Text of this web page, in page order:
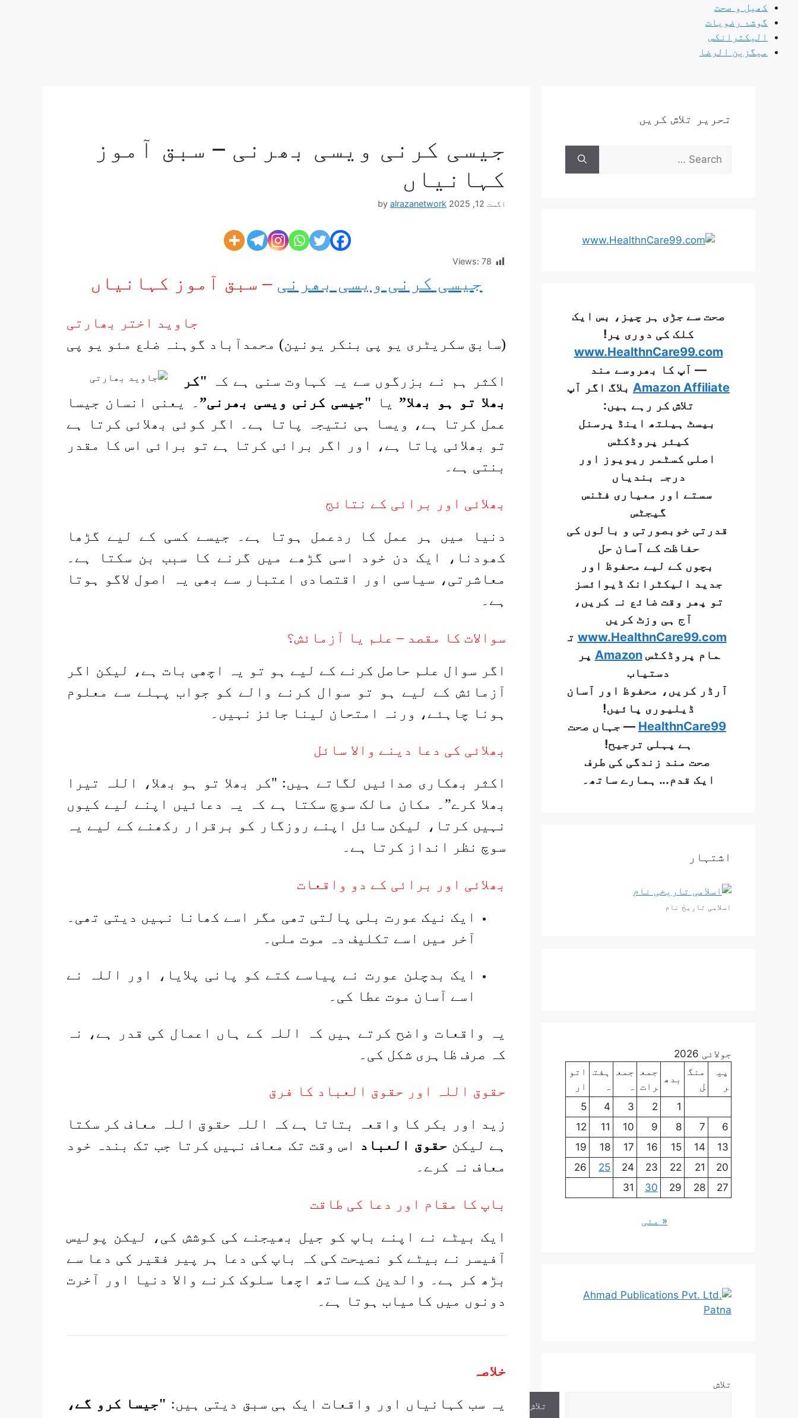
کھیل و صحت
گوشۂ رضویات
الیکٹرانکس
میگزین الرضا
جیسی کرنی ویسی بھرنی – سبق آموز
کہانیاں
اگست 12, 2025 by alrazanetwork
Views: 78
جیسی کرنی ویسی بھرنی – سبق آموز کہانیاں
جاوید اختر بھارتی
(سابق سکریٹری یو پی بنکر یونین) محمدآباد گوہنہ ضلع مئو یو پی
اکثر ہم نے بزرگوں سے یہ کہاوت سنی ہے کہ "کر
بھلا تو ہو بھلا” یا "جیسی کرنی ویسی بھرنی”۔ یعنی انسان جیسا
عمل کرتا ہے، ویسا ہی نتیجہ پاتا ہے۔ اگر کوئی بھلائی کرتا ہے
تو بھلائی پاتا ہے، اور اگر برائی کرتا ہے تو برائی اس کا مقدر
بنتی ہے۔
بھلائی اور برائی کے نتائج
دنیا میں ہر عمل کا ردعمل ہوتا ہے۔ جیسے کسی کے لیے گڑھا
کھودنا، ایک دن خود اسی گڑھے میں گرنے کا سبب بن سکتا ہے۔
معاشرتی، سیاسی اور اقتصادی اعتبار سے بھی یہ اصول لاگو ہوتا
ہے۔
سوالات کا مقصد – علم یا آزمائش؟
اگر سوال علم حاصل کرنے کے لیے ہو تو یہ اچھی بات ہے، لیکن اگر
آزمائش کے لیے ہو تو سوال کرنے والے کو جواب پہلے سے معلوم
ہونا چاہئے، ورنہ امتحان لینا جائز نہیں۔
بھلائی کی دعا دینے والا سائل
اکثر بھکاری صدائیں لگاتے ہیں: "کر بھلا تو ہو بھلا، اللہ تیرا
بھلا کرے”۔ مکان مالک سوچ سکتا ہے کہ یہ دعائیں اپنے لیے کیوں
نہیں کرتا، لیکن سائل اپنے روزگار کو برقرار رکھنے کے لیے یہ
سوچ نظر انداز کرتا ہے۔
بھلائی اور برائی کے دو واقعات
ایک نیک عورت بلی پالتی تھی مگر اسے کھانا نہیں دیتی تھی۔
آخر میں اسے تکلیف دہ موت ملی۔
ایک بدچلن عورت نے پیاسے کتے کو پانی پلایا، اور اللہ نے
اسے آسان موت عطا کی۔
یہ واقعات واضح کرتے ہیں کہ اللہ کے ہاں اعمال کی قدر ہے، نہ
کہ صرف ظاہری شکل کی۔
حقوق اللہ اور حقوق العباد کا فرق
زید اور بکر کا واقعہ بتاتا ہے کہ اللہ حقوق اللہ معاف کر سکتا
ہے لیکن حقوق العباد
اس وقت تک معاف نہیں کرتا جب تک بندہ خود
معاف نہ کرے۔
باپ کا مقام اور دعا کی طاقت
ایک بیٹے نے اپنے باپ کو جیل بھیجنے کی کوشش کی، لیکن پولیس
آفیسر نے بیٹے کو نصیحت کی کہ باپ کی دعا ہر پیر فقیر کی دعا سے
بڑھ کر ہے۔ والدین کے ساتھ اچھا سلوک کرنے والا دنیا اور آخرت
دونوں میں کامیاب ہوتا ہے۔
خلاصہ
یہ سب کہانیاں اور واقعات ایک ہی سبق دیتی ہیں: "جیسا کرو گے،
تحریر تلاش کریں
Search
صحت سے جڑی ہر چیز، بس ایک
کلک کی دوری پر!
www.HealthnCare99.com
— آپ کا بھروسے مند
Amazon Affiliate بلاگ اگر آپ
تلاش کر رہے ہیں:
بیسٹ ہیلتھ اینڈ پرسنل
کیئر پروڈکٹس
اصلی کسٹمر ریویوز اور
درجہ بندیاں
سستے اور معیاری فٹنس
گیجٹس
قدرتی خوبصورتی و بالوں کی
حفاظت کے آسان حل
بچوں کے لیے محفوظ اور
جدید الیکٹرانک ڈیوائسز
تو پھر وقت ضائع نہ کریں،
آج ہی وزٹ کریں
www.HealthnCare99.com ت
مام پروڈکٹسAmazon پر
دستیاب
آرڈر کریں، محفوظ اور آسان
ڈیلیوری پائیں!
HealthnCare99 — جہاں صحت
ہے پہلی ترجیح!
صحت مند زندگی کی طرف
ایک قدم... ہمارے ساتھ۔
اشتہار
اسلامی تاریخٰ نام
جولائی 2026
پی
ر
منگ
ل
بدھ
جمع
رات
جمع
ہ
ہفت
ہ
اتو
ار
1
2
3
4
5
6
7
8
9
10
11
12
13
14
15
16
17
18
19
20
21
22
23
24
25
26
27
28
29
30
31
« مئی
تلاش
تلاش